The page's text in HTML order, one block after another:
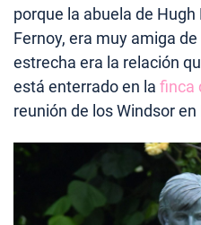
porque la abuela de Hugh
Fernoy, era muy amiga
estrecha era la relación
está enterrado en la finca
reunión de los Windsor